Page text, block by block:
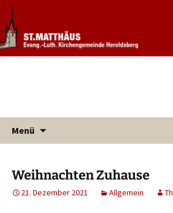
Evang.
Matthäus
Informationen rund um unsere
Kirchengemeinde
Menü
Weihnachten Zuhause
21. Dezember 2021 Allgemein